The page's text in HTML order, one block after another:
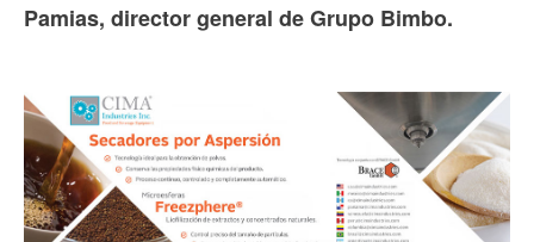
Pamias, director general de Grupo Bimbo.